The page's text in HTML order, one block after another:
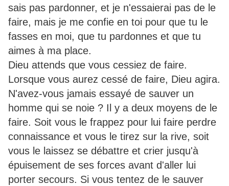
sais pas pardonner, et je n'essaierai pas de le
faire, mais je me confie en toi pour que tu le
fasses en moi, que tu pardonnes et que tu
aimes à ma place.
Dieu attends que vous cessiez de faire.
Lorsque vous aurez cessé de faire, Dieu agira.
N'avez-vous jamais essayé de sauver un
homme qui se noie ? Il y a deux moyens de le
faire. Soit vous le frappez pour lui faire perdre
connaissance et vous le tirez sur la rive, soit
vous le laissez se débattre et crier jusqu'à
épuisement de ses forces avant d'aller lui
porter secours. Si vous tentez de le sauver